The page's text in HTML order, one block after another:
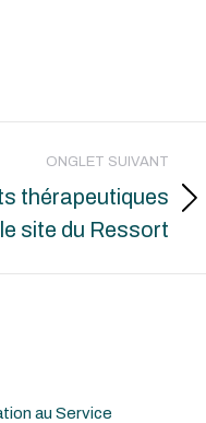
ONGLET SUIVANT
thérapeutiques
site du Ressort
au Service